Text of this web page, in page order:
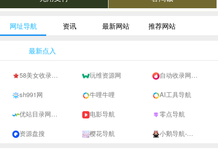
网址导航 资讯 最新网站 推荐网站
最新点入
58美女收录网-自动收录网站-流量交换-自动链 玩维资源网 自动收录网 - 自动秒收录-网站收录-收录网站-网址收录-秒收录
sh991网 牛哩牛哩 AI工具导航
优站目录网 - 网址导航分类网站目录 - 自助网址提交自动收录 电影导航 零点导航
资源盘搜 樱花导航 小鹅导航-网站收录-自动收录网-网址收录-自动秒收录